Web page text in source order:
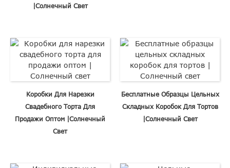
|Солнечный Свет
Коробки Для Нарезки
Свадебного Торта Для
Продажи Оптом |Солнечный
Свет
Бесплатные Образцы Цельных
Складных Коробок Для Тортов
|Солнечный Свет